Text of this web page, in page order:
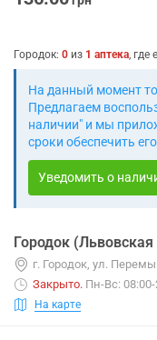
Городок: 0 из 1 аптека, где
На данный момент
Предлагаем
наличии" и мы
сроки обеспечить
Уведомить о
Городок (Львовская
г. Городок, ул.
Закрыто. Пн-Вс:
На карте